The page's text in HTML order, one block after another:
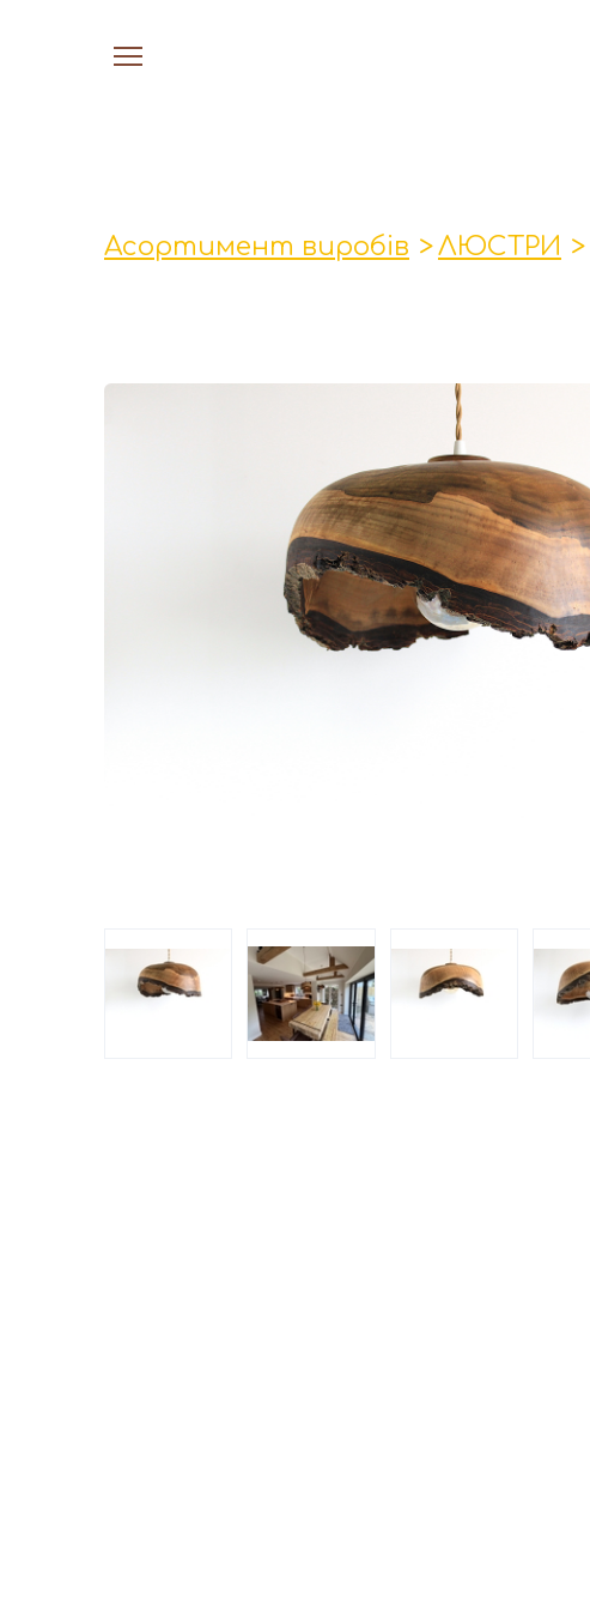
Асортимент виробів ЛЮСТРИ